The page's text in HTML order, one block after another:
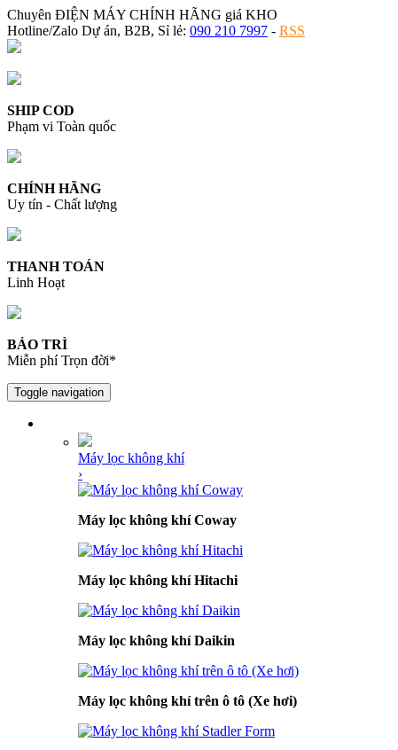
Chuyên ĐIỆN MÁY CHÍNH HÃNG giá KHO
Hotline/Zalo Dự án, B2B, Sỉ lẻ: 090 210 7997 - RSS
SHIP COD
Phạm vi Toàn quốc
CHÍNH HÃNG
Uy tín - Chất lượng
THANH TOÁN
Linh Hoạt
BẢO TRÌ
Miễn phí Trọn đời*
Toggle navigation
Máy lọc không khí
›
Máy lọc không khí Coway
Máy lọc không khí Hitachi
Máy lọc không khí Daikin
Máy lọc không khí trên ô tô (Xe hơi)